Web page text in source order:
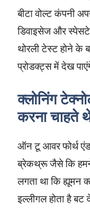
बीटा वोल्ट कंपनी
डिवाइसेज और
थोरली टेस्ट होने के
प्रोडक्ट्स में देख
क्लोनिंग
करना चाहते
ऑन टू आवर फोर्थ एंड
ब्रेकथ्रू जैसे कि
लगता था कि ह्यूमन
इल्लीगल होता है